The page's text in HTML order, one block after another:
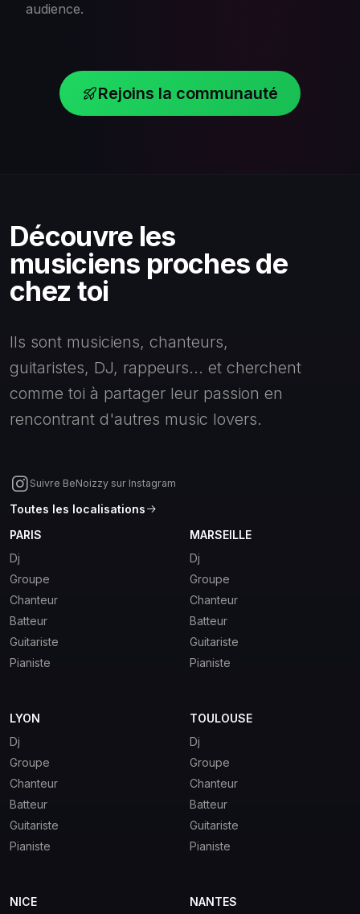
audience.
Rejoins la communauté
Découvre les
musiciens proches de
chez toi
Ils sont musiciens, chanteurs,
guitaristes, DJ, rappeurs... et cherchent
comme toi à partager leur passion en
rencontrant d'autres music lovers.
Suivre BeNoizzy sur Instagram
Toutes les localisations
PARIS
Dj
Groupe
Chanteur
Batteur
Guitariste
Pianiste
MARSEILLE
Dj
Groupe
Chanteur
Batteur
Guitariste
Pianiste
LYON
Dj
Groupe
Chanteur
Batteur
Guitariste
Pianiste
TOULOUSE
Dj
Groupe
Chanteur
Batteur
Guitariste
Pianiste
NICE
NANTES